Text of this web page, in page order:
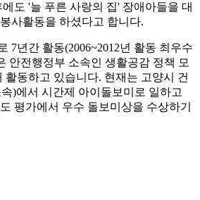
도 '늘 푸른 사랑의 집' 장애아들을 대
사활동을 하셨다고 합니다.
7년간 활동(2006~2012년 활동 최우수
안전행정부 소속인 생활공감 정책 모
활동하고 있습니다. 현재는 고양시 건
)에서 시간제 아이돌보미로 일하고
평가에서 우수 돌보미상을 수상하기